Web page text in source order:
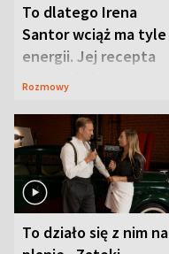
To dlatego Irena
Santor wciąż ma tyle
energii. Jej recepta
jest zaskakująco
Rozmowy
To działo się z nim na